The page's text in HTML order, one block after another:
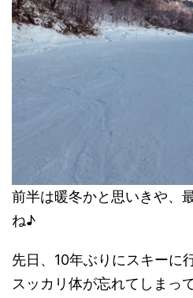
前半は暖冬かと思いきや、
ね♪
先日、10年ぶりにスキーに
スッカリ体が忘れてしまっ